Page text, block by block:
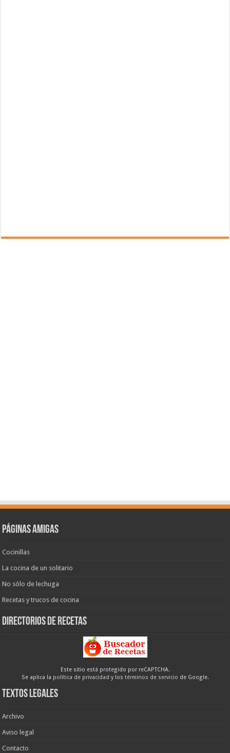
Páginas amigas
Cocinillas
La cocina de un solitario
No sólo de lechuga
Recetas y trucos de cocina
Directorios de recetas
Este sitio está protegido por reCAPTCHA.
Se aplica la política de privacidad y los términos de servicio de Google.
Textos legales
Archivo
Aviso legal
Contacto